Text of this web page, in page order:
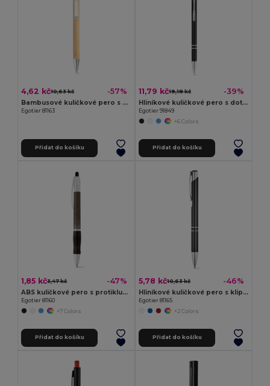
4,62 kč10,63 kč -57%
Bambusové kuličkové pero s kovovým klipem
Egotier 81163
Přidat do košíku
11,79 kč19,18 kč -39%
Hliníkové kuličkové pero s dotykovým hrotem a klipem
Egotier 91849
+6 Colors
Přidat do košíku
1,85 kč3,47 kč -47%
ABS kuličkové pero s protikluzovým gripem
Egotier 81160
+7 Colors
Přidat do košíku
5,78 kč10,63 kč -46%
Hliníkové kuličkové pero s klipem
Egotier 81165
+2 Colors
Přidat do košíku